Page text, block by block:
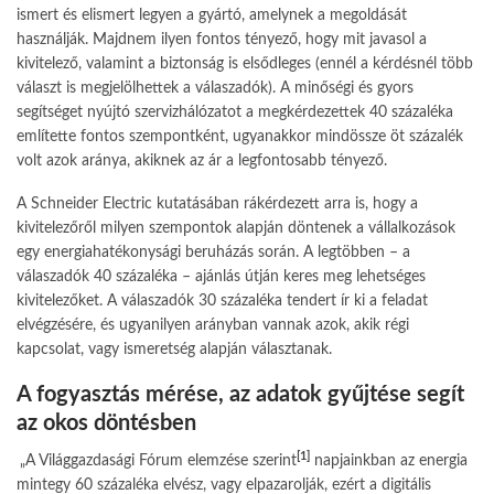
ismert és elismert legyen a gyártó, amelynek a megoldását
használják. Majdnem ilyen fontos tényező, hogy mit javasol a
kivitelező, valamint a biztonság is elsődleges (ennél a kérdésnél több
választ is megjelölhettek a válaszadók). A minőségi és gyors
segítséget nyújtó szervizhálózatot a megkérdezettek 40 százaléka
említette fontos szempontként, ugyanakkor mindössze öt százalék
volt azok aránya, akiknek az ár a legfontosabb tényező.
A Schneider Electric kutatásában rákérdezett arra is, hogy a
kivitelezőről milyen szempontok alapján döntenek a vállalkozások
egy energiahatékonysági beruházás során. A legtöbben – a
válaszadók 40 százaléka – ajánlás útján keres meg lehetséges
kivitelezőket. A válaszadók 30 százaléka tendert ír ki a feladat
elvégzésére, és ugyanilyen arányban vannak azok, akik régi
kapcsolat, vagy ismeretség alapján választanak.
A fogyasztás mérése, az adatok gyűjtése segít
az okos döntésben
„A Világgazdasági Fórum elemzése szerint [1]
napjainkban az energia
mintegy 60 százaléka elvész, vagy elpazarolják, ezért a digitális